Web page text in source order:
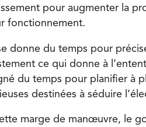
pour augmenter la
fonctionnement.
donne du temps pour
ce qui donne à
du temps pour planifier à
destinées à séduire
marge de manœuvre, le